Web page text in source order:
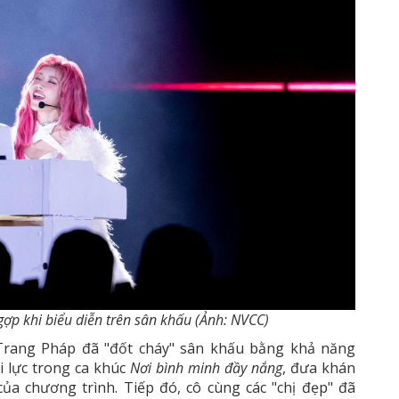
khi biểu diễn trên sân khấu (Ảnh: NVCC)
Pháp đã "đốt cháy" sân khấu bằng khả năng
lực trong ca khúc Nơi bình minh đầy nắng, đưa khán
chương trình. Tiếp đó, cô cùng các "chị đẹp" đã